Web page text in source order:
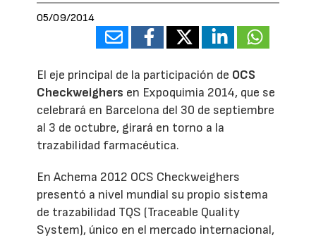
05/09/2014
El eje principal de la participación de OCS
Checkweighers en Expoquimia 2014, que se
celebrará en Barcelona del 30 de septiembre
al 3 de octubre, girará en torno a la
trazabilidad farmacéutica.
En Achema 2012 OCS Checkweighers
presentó a nivel mundial su propio sistema
de trazabilidad TQS (Traceable Quality
System), único en el mercado internacional,